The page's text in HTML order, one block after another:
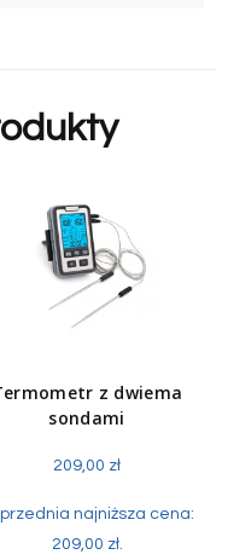
z dwiema
sondami
209,00 zł
najniższa cena:
209,00 zł.